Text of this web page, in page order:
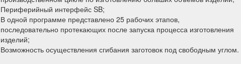
Периферийный интерфейс SB;
В одной программе представлено 25 рабочих этапов,
последовательно протекающих после запуска процесса изготовления
изделий;
Возможность осуществления сгибания заготовок под свободным углом.